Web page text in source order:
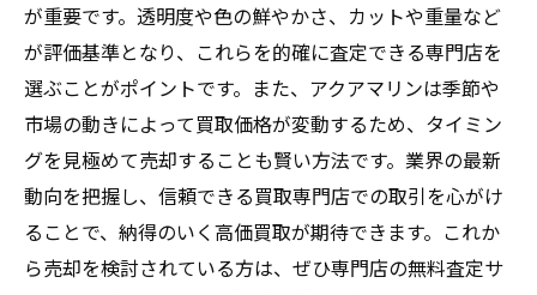
が重要です。透明度や色の鮮やかさ、カットや重量など
が評価基準となり、これらを的確に査定できる専門店を
選ぶことがポイントです。また、アクアマリンは季節や
市場の動きによって買取価格が変動するため、タイミン
グを見極めて売却することも賢い方法です。業界の最新
動向を把握し、信頼できる買取専門店での取引を心がけ
ることで、納得のいく高価買取が期待できます。これか
ら売却を検討されている方は、ぜひ専門店の無料査定サ